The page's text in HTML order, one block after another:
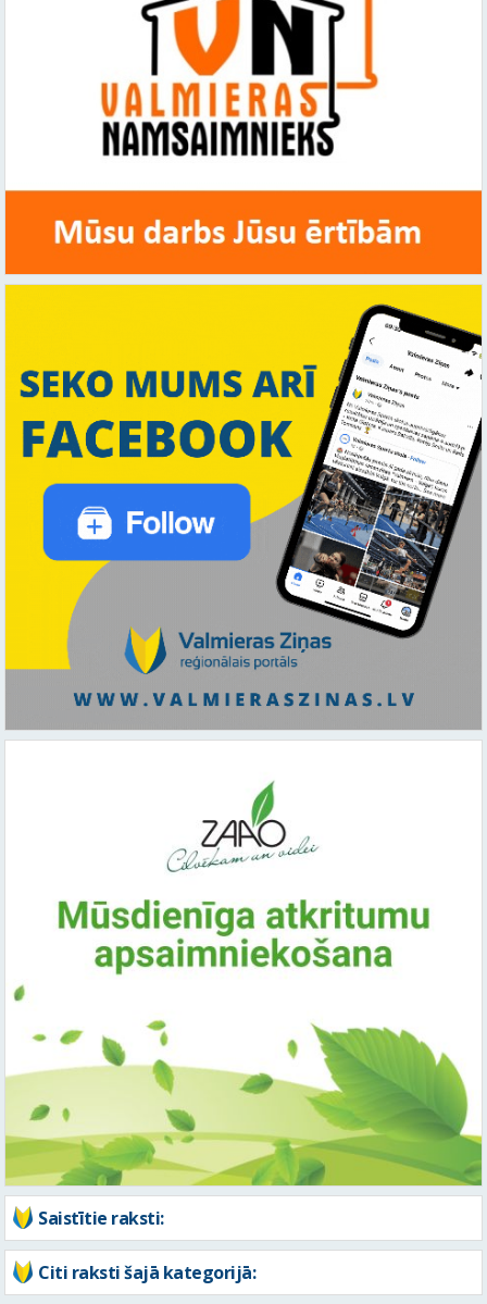
Saistītie raksti:
Citi raksti šajā kategorijā: